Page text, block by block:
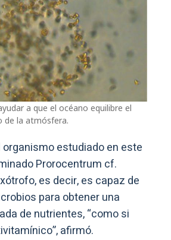
a que el océano equilibre el
de la atmósfera.
organismo estudiado en este
Prorocentrum cf.
es decir, es capaz de
para obtener una
de nutrientes, “como si
afirmó.